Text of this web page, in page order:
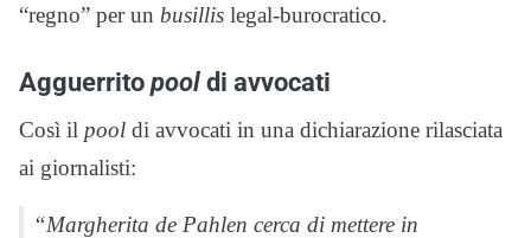
“regno” per un busillis legal-burocratico.
Agguerritopooldi avvocati
Così il pool di avvocati in una dichiarazione rilasciata
ai giornalisti:
“Margherita de Pahlen cerca di mettere in